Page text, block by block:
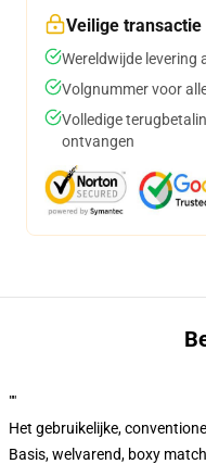
Veilige transactie
Wereldwijde levering
Volgnummer voor
Volledige
ontvangen
""
Het gebruikelijke,
Basis, welvarend, boxy match